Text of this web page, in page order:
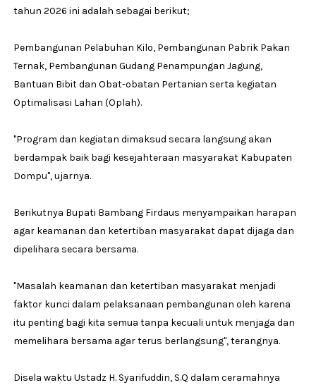
tahun 2026 ini adalah sebagai berikut;
Pembangunan Pelabuhan Kilo, Pembangunan Pabrik Pakan
Ternak, Pembangunan Gudang Penampungan Jagung,
Bantuan Bibit dan Obat-obatan Pertanian serta kegiatan
Optimalisasi Lahan (Oplah).
"Program dan kegiatan dimaksud secara langsung akan
berdampak baik bagi kesejahteraan masyarakat Kabupaten
Dompu", ujarnya.
Berikutnya Bupati Bambang Firdaus menyampaikan harapan
agar keamanan dan ketertiban masyarakat dapat dijaga dan
dipelihara secara bersama.
"Masalah keamanan dan ketertiban masyarakat menjadi
faktor kunci dalam pelaksanaan pembangunan oleh karena
itu penting bagi kita semua tanpa kecuali untuk menjaga dan
memelihara bersama agar terus berlangsung", terangnya.
Disela waktu Ustadz H. Syarifuddin, S.Q dalam ceramahnya